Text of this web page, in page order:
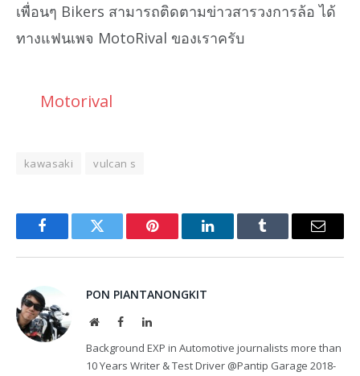
เพื่อนๆ Bikers สามารถติดตามข่าวสารวงการล้อ ได้
ทางแฟนเพจ MotoRival ของเราครับ
Motorival
kawasaki vulcan s
FacebookTwitter Pinterest LinkedInTumblr Email
PON PIANTANONGKIT
WebsiteFacebookLinkedIn
Background EXP in Automotive journalists more than
10 Years Writer & Test Driver @Pantip Garage 2018-